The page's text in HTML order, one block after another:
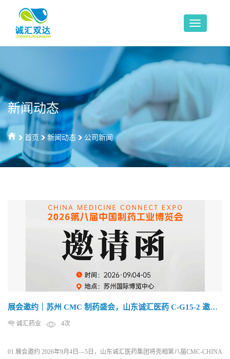
新闻动态
首页 新闻动态 公司新闻
展会邀约｜苏州 CMC 制药盛会，山东诚汇医药 C-G15-2 邀您
诚汇药业 4次
01 展会邀约 2026年9月4日—5日，山东诚汇医药集团将亮相第八届CMC-CHINA